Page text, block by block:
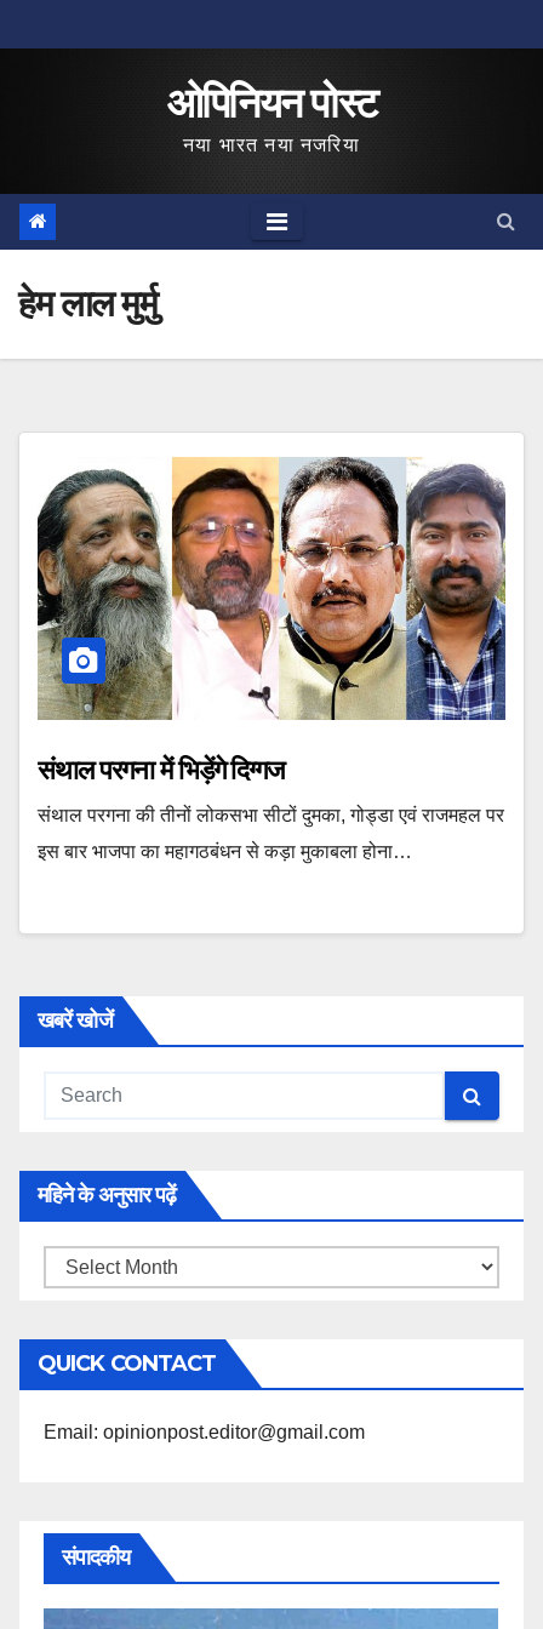
to
ओपिनियन पोस्ट
नया भारत नया नजरिया
हेम लाल मुर्मु
संथाल परगना में भिड़ेंगे दिग्गज
संथाल परगना की तीनों लोकसभा सीटों दुमका, गोड्डा एवं राजमहल पर
इस बार भाजपा का महागठबंधन से कड़ा मुकाबला होना…
खबरें खोजें
महिने के अनुसार पढ़ें
महिने
अनुसार
पढ़ें
QUICK CONTACT
Email: opinionpost.editor@gmail.com
संपादकीय